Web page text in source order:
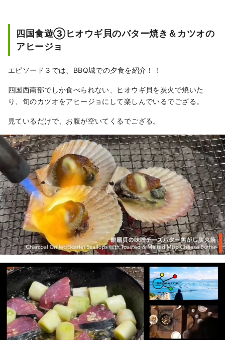
四国食遊③ヒオウギ貝のバター焼き＆カツオの
アヒージョ
エピソード３では、BBQ城での夕食を紹介！！
四国西南部でしか食べられない、ヒオウギ貝を炭火で焼いた
り、旬のカツオをアヒージョにして楽しんでいるでござる。
見ているだけで、お腹が空いてくるでござる。